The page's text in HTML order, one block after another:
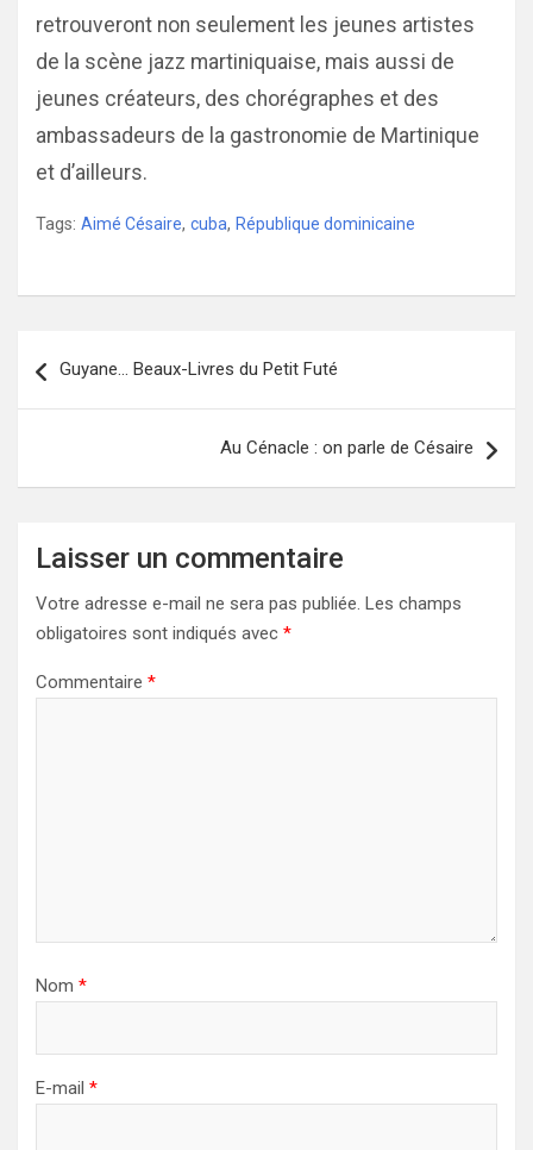
retrouveront non seulement les jeunes artistes
de la scène jazz martiniquaise, mais aussi de
jeunes créateurs, des chorégraphes et des
ambassadeurs de la gastronomie de Martinique
et d’ailleurs.
Tags: Aimé Césaire, cuba, République dominicaine
de
Guyane… Beaux-Livres du Petit Futé
Au Cénacle : on parle de Césaire
Laisser un commentaire
Votre adresse e-mail ne sera pas publiée. Les champs
obligatoires sont indiqués avec *
Commentaire *
Nom *
E-mail *